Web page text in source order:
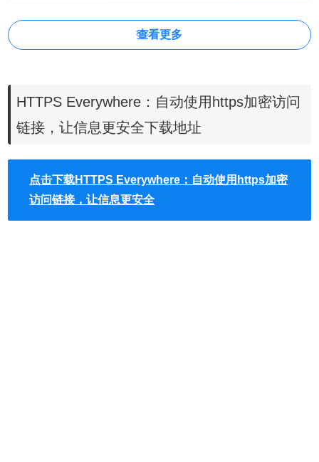
这几年 Google 不断提倡 HTTPS 加密链接的重要性，甚至
对搜寻引擎排名有帮助，未来若网站没有使用 HTTPS 也会
示出使用加密链接对于浏览者的重要性。 通过 HTTPS 链接
的好处是什么呢？简单来说，它会在传输时自动进行加密，
查看更多
HTTPS Everywhere：自动使用https加密访问
链接，让信息更安全下载地址
点击下载HTTPS Everywhere：自动使用https加密
访问链接，让信息更安全